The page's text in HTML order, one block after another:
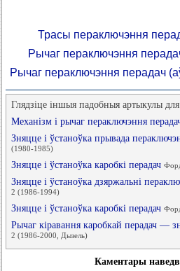
Трасы пераключэння
Рычаг пераключэння
Рычаг пераключэння перадач
Глядзіце іншыя падобныя артыкулы
Механізм і рычаг пераключэння
Зняцце і ўстаноўка прывада
(1980-1985)
Зняцце і ўстаноўка каробкі перадач
Зняцце і ўстаноўка дзяржальні
2 (1986-1994)
Зняцце і ўстаноўка каробкі перадач
Рычаг кіравання каробкай перадач —
2 (1986-2000, Дызель)
Каментары